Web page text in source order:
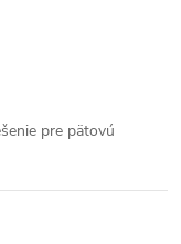
pre pätovú